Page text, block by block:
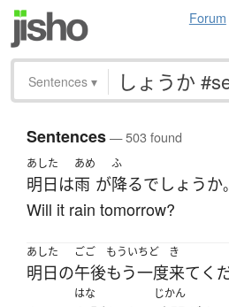
Forum
Sentences ▾
Sentences— 503 found
あした
明日 は
あめ
雨 が
ふ
降るでしょうか。
Will it rain tomorrow?
あした
明日の
ごご
午後
もういちど
もう一度
き
来て く
はな じかん